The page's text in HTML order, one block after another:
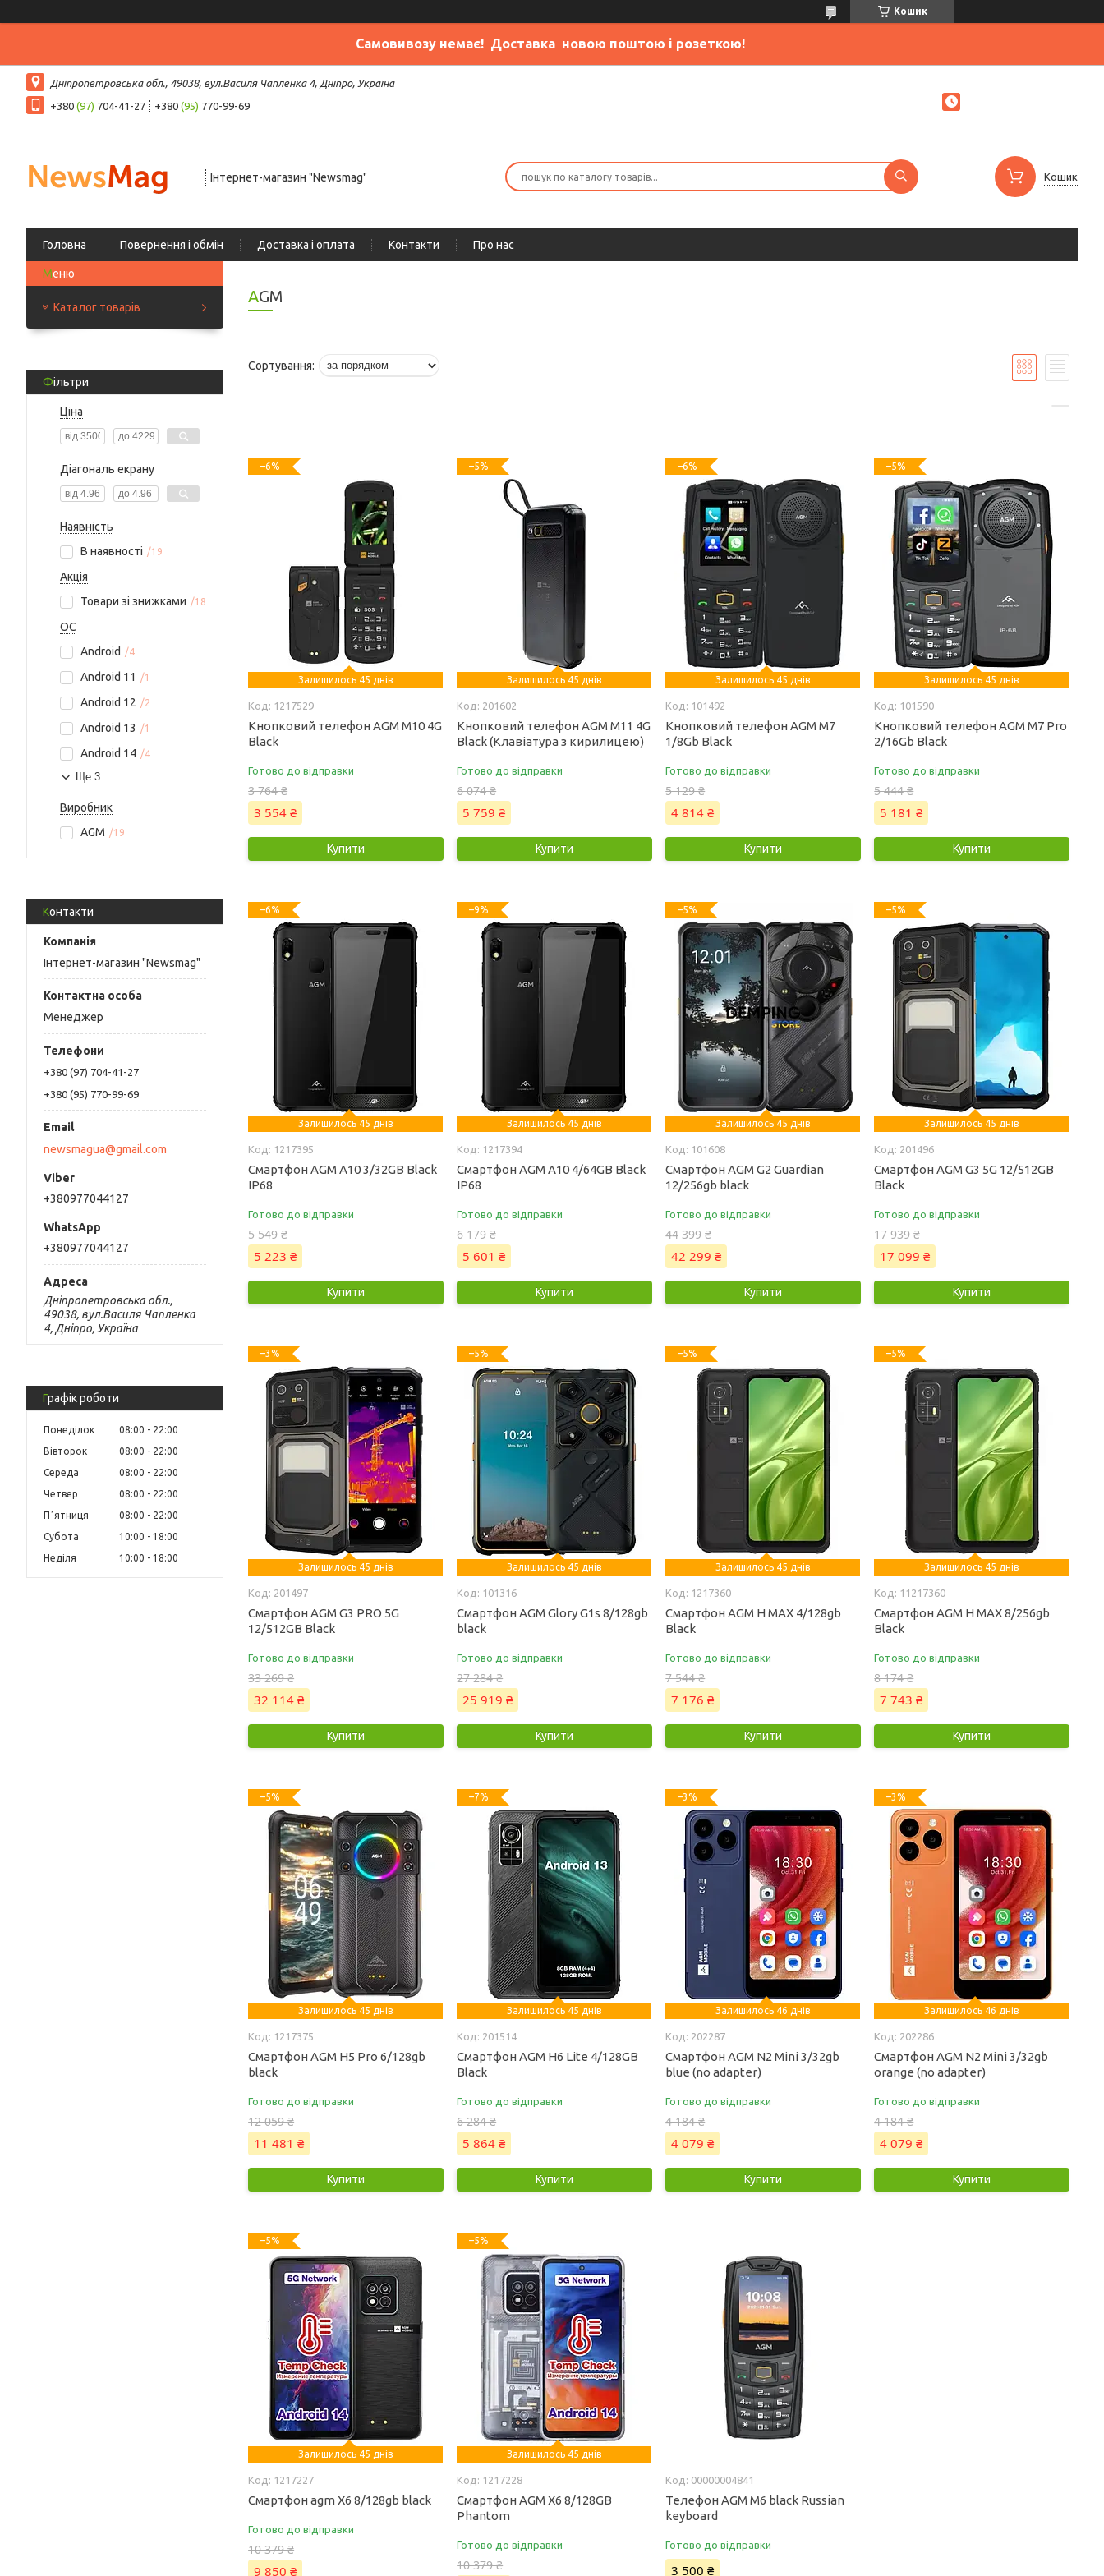
Кошик
Самовивозу немає! Доставка новою поштою і розеткою!
Дніпропетровська обл., 49038, вул.Василя Чапленка 4, Дніпро, Україна
+380 (97) 704-41-27 +380 (95) 770-99-69
Інтернет-магазин "Newsmag" Кошик
Головна Повернення і обмін Доставка і оплата Контакти Про нас
Каталог товарів
Фільтри
Ціна
Діагональ екрану
Наявність
В наявності
19
Акція
Товари зі знижками
18
ОС
Android
4
Android 11 1
Android 12 2
Android 13 1
Android 14 4
Ще 3
Виробник
AGM
19
Контакти
Інтернет-магазин "Newsmag"
Менеджер
+380 (97) 704-41-27
+380 (95) 770-99-69
newsmagua@gmail.com
+380977044127
+380977044127
Дніпропетровська обл.,
49038, вул.Василя Чапленка
4, Дніпро, Україна
Графік роботи
Понеділок 08:00
22:00
Вівторок
08:00
22:00
Середа
08:00
22:00
Четвер
08:00
22:00
Пʼятниця
08:00
22:00
Субота
10:00
18:00
Неділя
10:00 18:00
AGM
–6%
Залишилось 45 днів
1217529
Кнопковий телефон AGM M10 4G
Black
Готово до відправки
3 764 ₴
3 554 ₴
Купити
–5%
Залишилось 45 днів
201602
Кнопковий телефон AGM M11 4G
Black (Клавіатура з кирилицею)
Готово до відправки
6 074 ₴
5 759 ₴
Купити
–6%
Залишилось 45 днів
101492
Кнопковий телефон AGM M7
1/8Gb Black
Готово до відправки
5 129 ₴
4 814 ₴
Купити
–5%
Залишилось 45 днів
101590
Кнопковий телефон AGM M7 Pro
2/16Gb Black
Готово до відправки
5 444 ₴
5 181 ₴
Купити
–6%
Залишилось 45 днів
1217395
Смартфон AGM A10 3/32GB Black
IP68
Готово до відправки
5 549 ₴
5 223 ₴
Купити
–9%
Залишилось 45 днів
1217394
Смартфон AGM A10 4/64GB Black
IP68
Готово до відправки
6 179 ₴
5 601 ₴
Купити
–5%
Залишилось 45 днів
101608
Смартфон AGM G2 Guardian
12/256gb black
Готово до відправки
44 399 ₴
42 299 ₴
Купити
–5%
Залишилось 45 днів
201496
Смартфон AGM G3 5G 12/512GB
Black
Готово до відправки
17 939 ₴
17 099 ₴
Купити
–3%
Залишилось 45 днів
201497
Смартфон AGM G3 PRO 5G
12/512GB Black
Готово до відправки
33 269 ₴
32 114 ₴
Купити
–5%
Залишилось 45 днів
101316
Смартфон AGM Glory G1s 8/128gb
black
Готово до відправки
27 284 ₴
25 919 ₴
Купити
–5%
Залишилось 45 днів
1217360
Смартфон AGM H MAX 4/128gb
Black
Готово до відправки
7 544 ₴
7 176 ₴
Купити
–5%
Залишилось 45 днів
11217360
Смартфон AGM H MAX 8/256gb
Black
Готово до відправки
8 174 ₴
7 743 ₴
Купити
–5%
Залишилось 45 днів
1217375
Смартфон AGM H5 Pro 6/128gb
black
Готово до відправки
12 059 ₴
11 481 ₴
Купити
–7%
Залишилось 45 днів
201514
Смартфон AGM H6 Lite 4/128GB
Black
Готово до відправки
6 284 ₴
5 864 ₴
Купити
–3%
Залишилось 46 днів
202287
Смартфон AGM N2 Mini 3/32gb
blue (no adapter)
Готово до відправки
4 184 ₴
4 079 ₴
Купити
–3%
Залишилось 46 днів
202286
Смартфон AGM N2 Mini 3/32gb
orange (no adapter)
Готово до відправки
4 184 ₴
4 079 ₴
Купити
–5%
Залишилось 45 днів
1217227
Смартфон agm X6 8/128gb black
Готово до відправки
10 379 ₴
9 850 ₴
–5%
Залишилось 45 днів
1217228
Смартфон AGM X6 8/128GB
Phantom
Готово до відправки
10 379 ₴
00000004841
Телефон AGM M6 black Russian
keyboard
Готово до відправки
3 500 ₴